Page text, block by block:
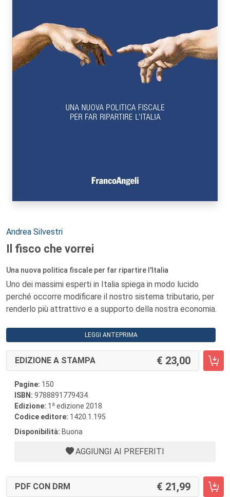
Autori:
Andrea Silvestri
Il fisco che vorrei
Una nuova politica fiscale per far ripartire l'Italia
Uno dei massimi esperti in Italia spiega in modo lucido
perché occorre modificare il nostro sistema tributario, per
renderlo più attrattivo e a supporto della nostra economia.
LEGGI ANTEPRIMA
EDIZIONE A STAMPA 23,00
Pagine: 150
ISBN: 9788891779434
Edizione: 1 a edizione 2018
Codice editore: 1420.1.195
Disponibilità: Buona
AGGIUNGI AI PREFERITI
PDF CON DRM 21,99